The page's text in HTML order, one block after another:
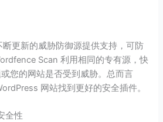
更新的威胁防御源提供支持，可防
Scan 利用相同的专有源，快
您的网站是否受到威胁。总而言
网站找到更好的安全插件。
全性